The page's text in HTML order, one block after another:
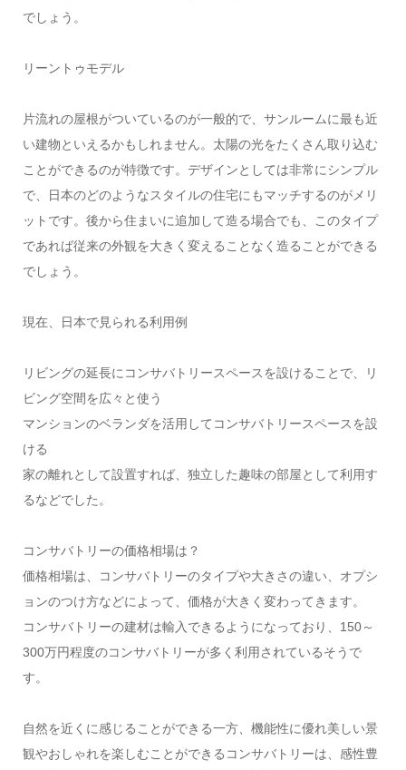
でしょう。
リーントゥモデル
片流れの屋根がついているのが一般的で、サンルームに最も近
い建物といえるかもしれません。太陽の光をたくさん取り込む
ことができるのが特徴です。デザインとしては非常にシンプル
で、日本のどのようなスタイルの住宅にもマッチするのがメリ
ットです。後から住まいに追加して造る場合でも、このタイプ
であれば従来の外観を大きく変えることなく造ることができる
でしょう。
現在、日本で見られる利用例
リビングの延長にコンサバトリースペースを設けることで、リ
ビング空間を広々と使う
マンションのベランダを活用してコンサバトリースペースを設
ける
家の離れとして設置すれば、独立した趣味の部屋として利用す
るなどでした。
コンサバトリーの価格相場は？
価格相場は、コンサバトリーのタイプや大きさの違い、オプシ
ョンのつけ方などによって、価格が大きく変わってきます。
コンサバトリーの建材は輸入できるようになっており、150～
300万円程度のコンサバトリーが多く利用されているそうで
す。
自然を近くに感じることができる一方、機能性に優れ美しい景
観やおしゃれを楽しむことができるコンサバトリーは、感性豊